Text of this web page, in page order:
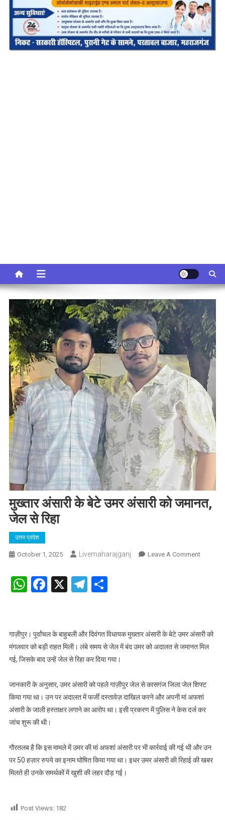
मुख्तार अंसारी के बेटे उमर अंसारी को जमानत,
जेल से रिहा
उत्तर प्रदेश
October 1, 2025 Livemaharajganj Leave A CommentOn
को
जमानत,
रिहा
WhatsApp
Facebook
X Telegram
Share
गाज़ीपुर। पूर्वांचल के बाहुबली और दिवंगत विधायक मुख्तार अंसारी के बेटे उमर अंसारी को
मंगलवार को बड़ी राहत मिली। लंबे समय से जेल में बंद उमर को अदालत से जमानत मिल
गई, जिसके बाद उन्हें जेल से रिहा कर दिया गया।
जानकारी के अनुसार, उमर अंसारी को पहले गाज़ीपुर जेल से कासगंज जिला जेल शिफ्ट
किया गया था। उन पर अदालत में फर्जी दस्तावेज़ दाखिल करने और अपनी मां अफशां
अंसारी के जाली हस्ताक्षर लगाने का आरोप था। इसी प्रकरण में पुलिस ने केस दर्ज कर
जांच शुरू की थी।
गौरतलब है कि इस मामले में उमर की मां अफशां अंसारी पर भी कार्रवाई की गई थी और उन
पर 50 हज़ार रुपये का इनाम घोषित किया गया था। इधर उमर अंसारी की रिहाई की खबर
मिलते ही उनके समर्थकों में खुशी की लहर दौड़ गई।
Post Views: 182